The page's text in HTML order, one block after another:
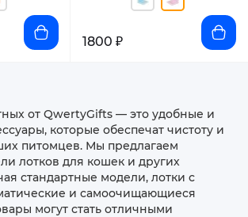
1800 ₽
от QwertyGifts — это удобные и
которые обеспечат чистоту и
питомцев. Мы предлагаем
лотков для кошек и других
стандартные модели, лотки с
и самоочищающиеся
могут стать отличными